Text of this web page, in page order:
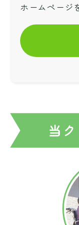
ホームページ
当